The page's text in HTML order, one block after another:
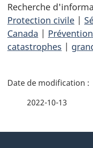
Recherche
Protection civile |
Canada |
catastrophes |
D
2022-10-13